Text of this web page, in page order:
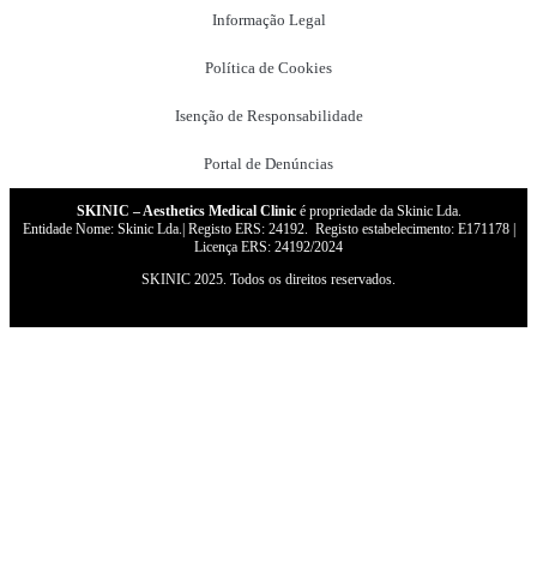
Informação Legal
Política de Cookies
Isenção de Responsabilidade
Portal de Denúncias
SKINIC – Aesthetics Medical Clinicé propriedade da Skinic Lda.
Entidade Nome: Skinic Lda.| Registo ERS: 24192. Registo estabelecimento: E171178 |
Licença ERS: 24192/2024
SKINIC 2025. Todos os direitos reservados.